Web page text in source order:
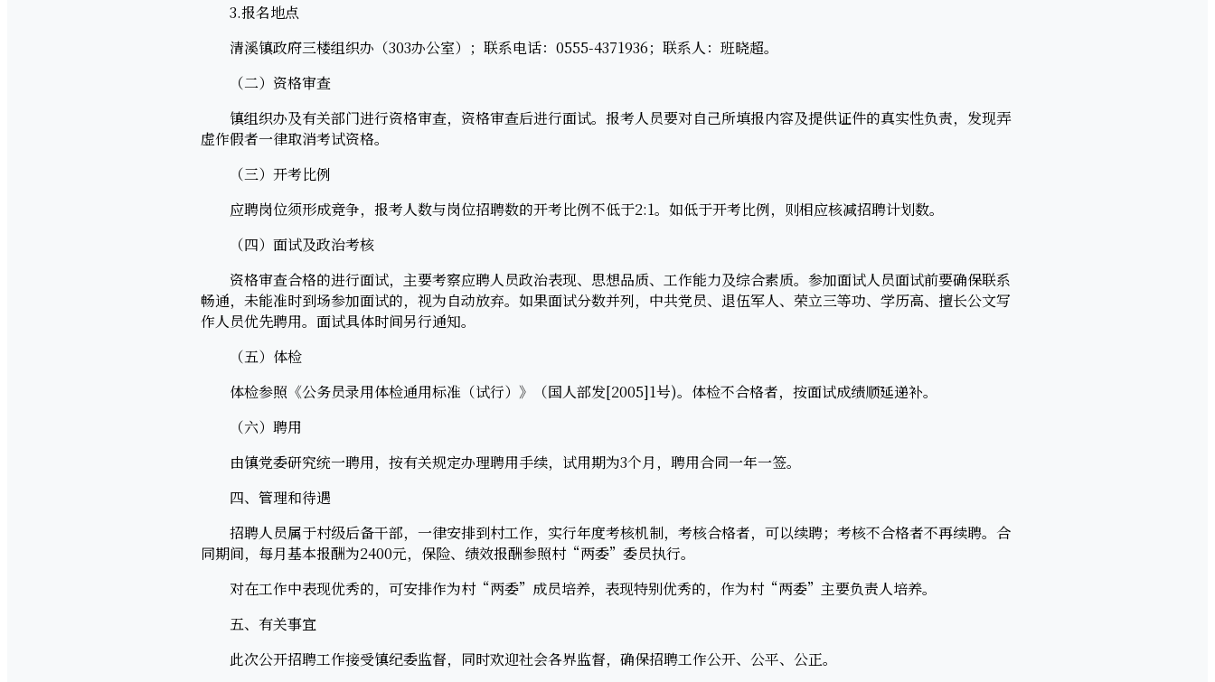
3.报名地点
清溪镇政府三楼组织办（303办公室）；联系电话：0555-4371936；联系人：班晓超。
（二）资格审查
镇组织办及有关部门进行资格审查，资格审查后进行面试。报考人员要对自己所填报内容及提供证件的真实性负责，发现弄
虚作假者一律取消考试资格。
（三）开考比例
应聘岗位须形成竞争，报考人数与岗位招聘数的开考比例不低于2:1。如低于开考比例，则相应核减招聘计划数。
（四）面试及政治考核
资格审查合格的进行面试，主要考察应聘人员政治表现、思想品质、工作能力及综合素质。参加面试人员面试前要确保联系
畅通，未能准时到场参加面试的，视为自动放弃。如果面试分数并列，中共党员、退伍军人、荣立三等功、学历高、擅长公文写
作人员优先聘用。面试具体时间另行通知。
（五）体检
体检参照《公务员录用体检通用标准（试行）》（国人部发[2005]1号)。体检不合格者，按面试成绩顺延递补。
（六）聘用
由镇党委研究统一聘用，按有关规定办理聘用手续，试用期为3个月，聘用合同一年一签。
四、管理和待遇
招聘人员属于村级后备干部，一律安排到村工作，实行年度考核机制，考核合格者，可以续聘；考核不合格者不再续聘。合
同期间，每月基本报酬为2400元，保险、绩效报酬参照村“两委”委员执行。
对在工作中表现优秀的，可安排作为村“两委”成员培养，表现特别优秀的，作为村“两委”主要负责人培养。
五、有关事宜
此次公开招聘工作接受镇纪委监督，同时欢迎社会各界监督，确保招聘工作公开、公平、公正。